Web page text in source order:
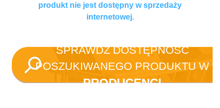
produkt nie jest dostępny w sprzedaży
internetowej.
SPRAWDŹ DOSTĘPNOŚĆ
POSZUKIWANEGO PRODUKTU W
PRODUCENCI